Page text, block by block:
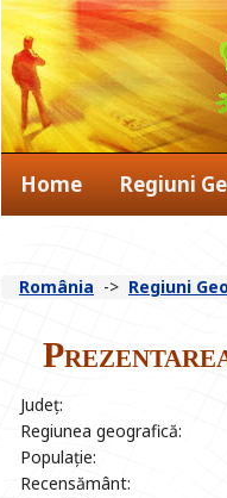
Home Regiuni
România -> Regiuni
Județ:
Regiunea geografică:
Populație:
Recensământ: